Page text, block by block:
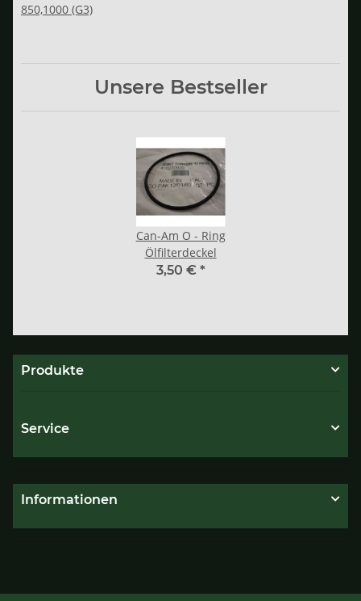
850,1000 (G3)
Unsere Bestseller
Can-Am O - Ring
Ölfilterdeckel
3,50 € *
Produkte
Service
Informationen